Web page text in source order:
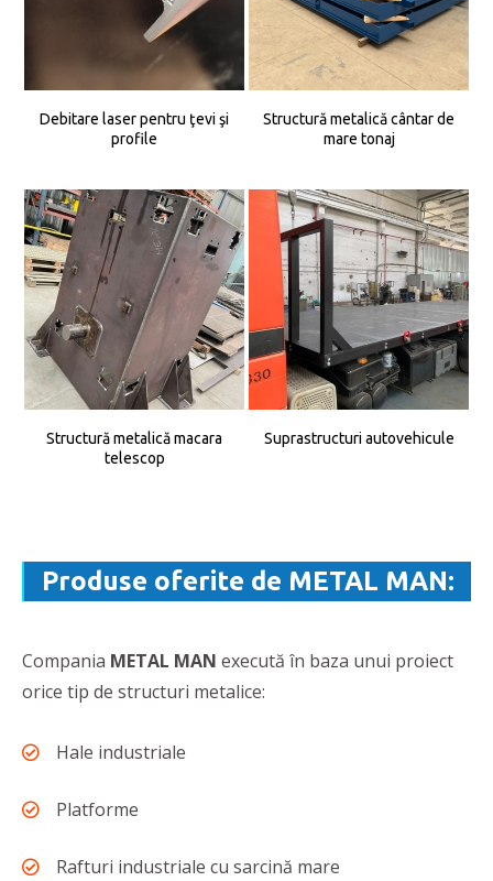
Debitare laser pentru ţevi şi
profile
Structură metalică cântar de
mare tonaj
Structură metalică macara
telescop
Suprastructuri autovehicule
Produse oferite de METAL MAN:
Compania METAL MAN execută în baza unui proiect
orice tip de structuri metalice:
Hale industriale
Platforme
Rafturi industriale cu sarcină mare